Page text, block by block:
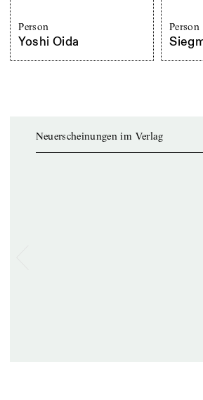
Person
Yoshi Oida
Person
Neuerscheinungen im Verlag